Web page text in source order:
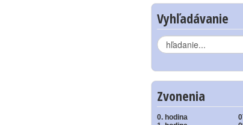
Vyhľadávanie
Hľadať...
Zvonenia
0. hodina